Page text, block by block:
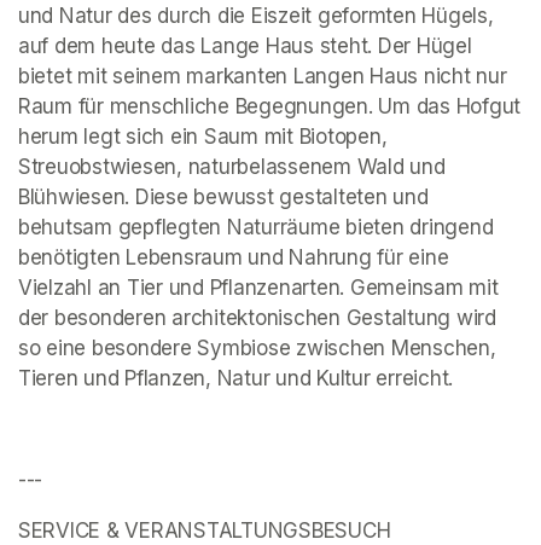
und Natur des durch die Eiszeit geformten Hügels,
auf dem heute das Lange Haus steht. Der Hügel
bietet mit seinem markanten Langen Haus nicht nur
Raum für menschliche Begegnungen. Um das Hofgut
herum legt sich ein Saum mit Biotopen,
Streuobstwiesen, naturbelassenem Wald und
Blühwiesen. Diese bewusst gestalteten und
behutsam gepflegten Naturräume bieten dringend
benötigten Lebensraum und Nahrung für eine
Vielzahl an Tier und Pflanzenarten. Gemeinsam mit
der besonderen architektonischen Gestaltung wird
so eine besondere Symbiose zwischen Menschen,
Tieren und Pflanzen, Natur und Kultur erreicht.
---
SERVICE & VERANSTALTUNGSBESUCH